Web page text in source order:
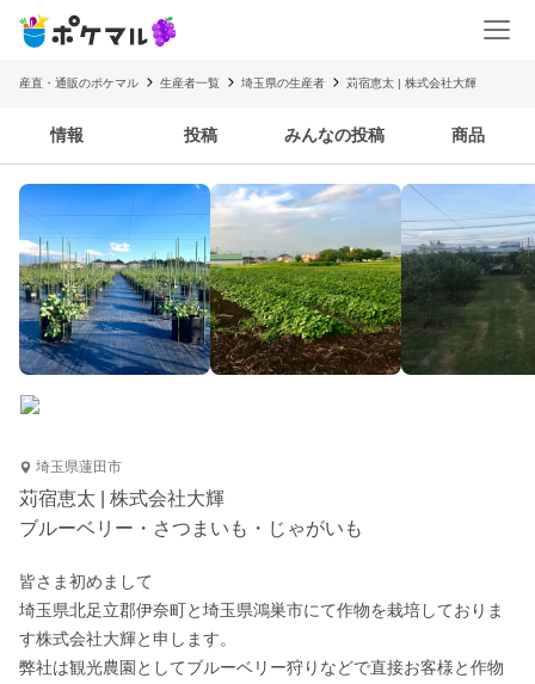
産直・通販のポケマル 生産者一覧 埼玉県の生産者 苅宿恵太 | 株式会社大輝
情報 投稿 みんなの投稿 商品
埼玉県蓮田市
苅宿恵太 | 株式会社大輝
ブルーベリー・さつまいも・じゃがいも
皆さま初めまして
埼玉県北足立郡伊奈町と埼玉県鴻巣市にて作物を栽培しておりま
す株式会社大輝と申します。
弊社は観光農園としてブルーベリー狩りなどで直接お客様と作物